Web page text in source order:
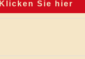
Klicken Sie hier